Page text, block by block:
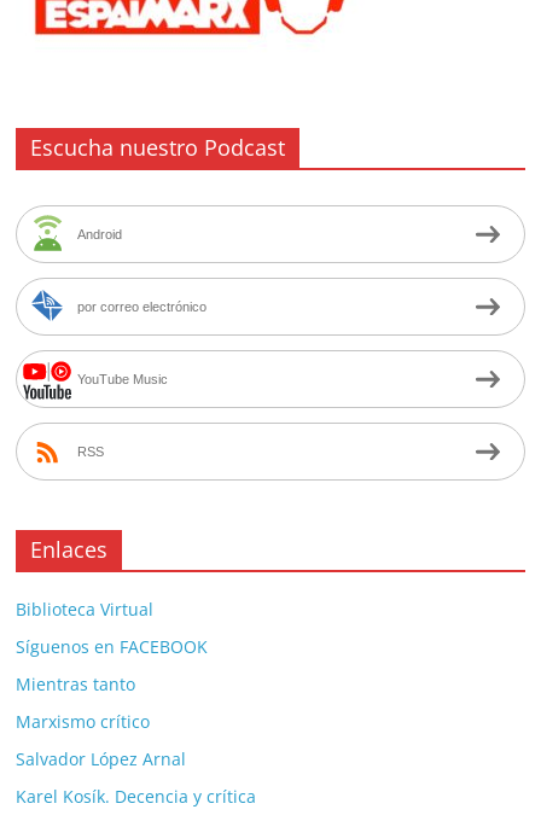
Escucha nuestro Podcast
Android
por correo electrónico
YouTube Music
RSS
Enlaces
Biblioteca Virtual
Síguenos en FACEBOOK
Mientras tanto
Marxismo crítico
Salvador López Arnal
Karel Kosík. Decencia y crítica